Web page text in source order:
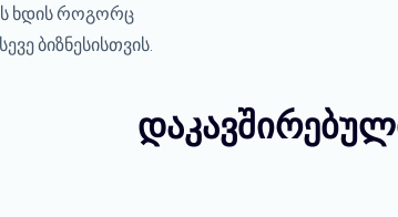
ხდის როგორც
ბიზნესისთვის.